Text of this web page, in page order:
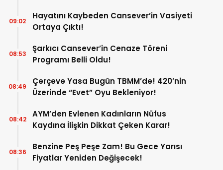
Hayatını Kaybeden Cansever’in Vasiyeti
Ortaya Çıktı!
09:02
Şarkıcı Cansever’in Cenaze Töreni
Programı Belli Oldu!
08:53
Çerçeve Yasa Bugün TBMM’de! 420’nin
Üzerinde “Evet” Oyu Bekleniyor!
08:49
AYM’den Evlenen Kadınların Nüfus
Kaydına İlişkin Dikkat Çeken Karar!
08:42
Benzine Peş Peşe Zam! Bu Gece Yarısı
Fiyatlar Yeniden Değişecek!
08:36